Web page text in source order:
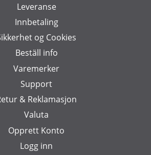
Leveranse
Innbetaling
og Cookies
Beställ info
Varemerker
Support
& Reklamasjon
Valuta
Opprett Konto
Logg inn